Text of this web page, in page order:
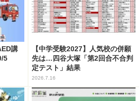
講
5
【中学受験2027】人気校の併願
先は…四谷大塚「第2回合不合判
定テスト」結果
2026.7.16